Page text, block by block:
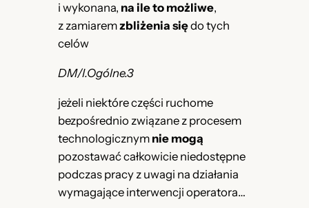
i wykonana, na ile to możliwe,
z zamiaremzbliżenia siędo tych
celów
DM/I.Ogólne.3
jeżeli niektóre części ruchome
bezpośrednio związane z procesem
technologicznym nie mogą
pozostawać całkowicie niedostępne
podczas pracy z uwagi na działania
wymagające interwencji operatora…